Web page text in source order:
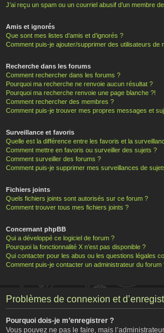
J’ai reçu un spam ou un courriel abusif d’un membre
Amis et ignorés
Que sont mes listes d’amis et d’ignorés ?
Comment puis-je ajouter/supprimer des utilisateurs de
Recherche dans les forums
Comment rechercher dans les forums ?
Pourquoi ma recherche ne renvoie aucun résultat ?
Pourquoi ma recherche renvoie une page blanche ?!
Comment rechercher des membres ?
Comment puis-je trouver mes propres messages et
Surveillance et favoris
Quelle est la différence entre les favoris et la
Comment mettre en favoris ou surveiller des sujets ?
Comment surveiller des forums ?
Comment puis-je supprimer mes surveillances de
Fichiers joints
Quels fichiers joints sont autorisés sur ce forum ?
Comment trouver tous mes fichiers joints ?
Concernant phpBB
Qui a développé ce logiciel de forum ?
Pourquoi la fonctionnalité X n’est pas disponible ?
Qui contacter pour les abus ou les questions légales
Comment puis-je contacter un administrateur du forum
Problèmes de connexion et
Pourquoi dois-je m’enregistrer ?
Vous pouvez ne pas le faire, mais